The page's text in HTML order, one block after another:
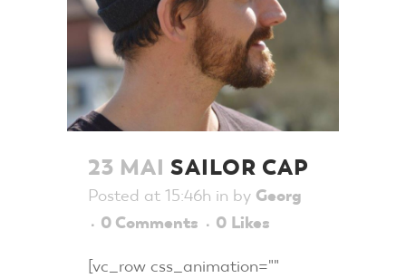
23 MAI SAILOR CAP
Posted at 15:46h in by Georg
0 Comments
0 Likes
[vc_row css_animation=""